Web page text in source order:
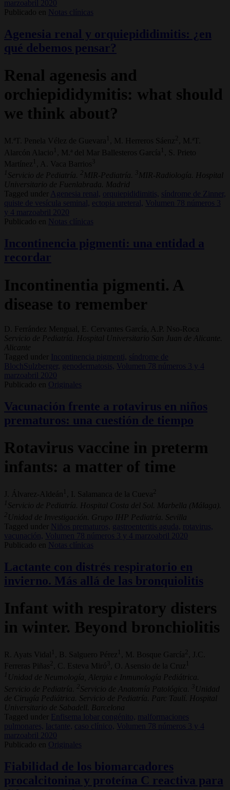
marzoabril 2020
Publicado en
Notas clínicas
Agenesia renal y orquiepididimitis: ¿en
qué debemos pensar?
Renal agenesis and
orchiepididymitis: what should
we think about?
M.ªT. Penela Vélez de Guevara 1 , M. Herreros Sáenz
, M.ªT.
Alarcón Alacio 1 , M.ª del Mar Ballesteros García 1
, S. Prieto
Martínez 1 , A. Vaca Barrios 3
1 Servicio de Pediatría. 2 MIR-Pediatría. 3 MIR-Radiología. Hospital
Universitario de Fuenlabrada. Madrid
Tagged under
Agenesia renal, orquiepididimitis, síndrome de Zinner,
quiste de vesícula seminal,
ectopia ureteral,
Volumen 78 números 3
y 4 marzoabril 2020
Publicado en
Notas clínicas
Incontinencia pigmenti: una entidad a
recordar
Incontinentia pigmenti. A
disease to remember
D. Ferrández Mengual, E. Cervantes García, A.P. Nso-Roca
Servicio de Pediatría. Hospital Universitario San Juan de Alicante.
Alicante
Tagged under
Incontinencia pigmenti,
síndrome de
BlochSulzberger,
genodermatosis,
Volumen 78 números 3 y 4
marzoabril 2020
Publicado en
Originales
Vacunación frente a rotavirus en niños
prematuros: una cuestión de tiempo
Rotavirus vaccine in preterm
infants: a matter of time
J. Álvarez-Aldeán 1 , I. Salamanca de la Cueva
1 Servicio de Pediatría. Hospital Costa del Sol. Marbella (Málaga).
2 Unidad de Investigación. Grupo IHP Pediatría. Sevilla
Tagged under
Niños prematuros, gastroenteritis aguda,
rotavirus,
vacunación,
Volumen 78 números 3 y 4 marzoabril 2020
Publicado en
Notas clínicas
Lactante con distrés respiratorio en
invierno. Más allá de las bronquiolitis
Infant with respiratory disters
in winter. Beyond bronchiolitis
R. Ayats Vidal 1 , B. Salguero Pérez 1 , M. Bosque García
, J.C.
Ferreras Piñas
, C. Esteva Miró 3 , O. Asensio de la Cruz 1
1
Unidad de Neumología, Alergia e Inmunología Pediátrica.
Servicio de Pediatría.
2 Servicio de Anatomía Patológica. 3 Unidad
de Cirugía Pediátrica. Servicio de Pediatría. Parc Taulí. Hospital
Universitario de Sabadell. Barcelona
Tagged under
Enfisema lobar congénito,
malformaciones
pulmonares,
lactante, caso clínico,
Volumen 78 números 3 y 4
marzoabril 2020
Publicado en
Originales
Fiabilidad de los biomarcadores
procalcitonina y proteína C reactiva para